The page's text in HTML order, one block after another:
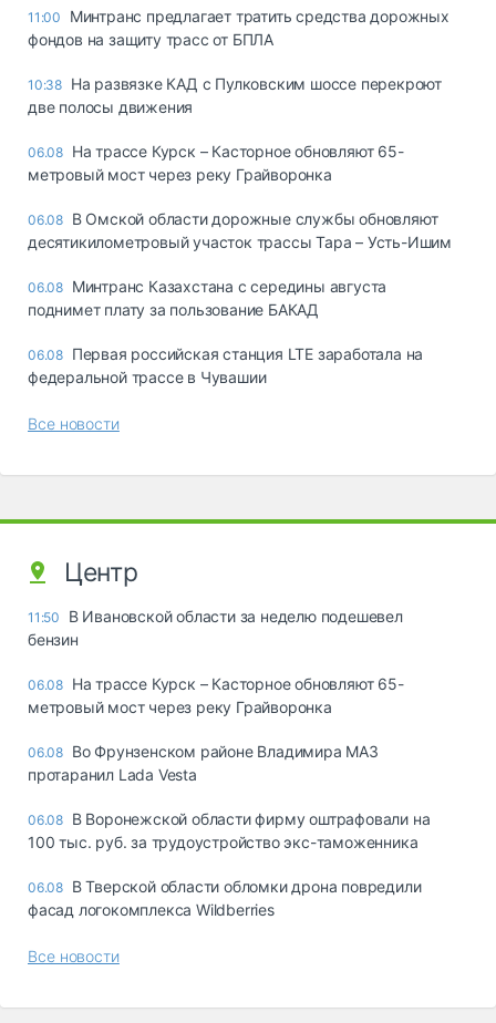
11:00
Минтранс предлагает тратить средства дорожных
фондов на защиту трасс от БПЛА
10:38 На развязке КАД с Пулковским шоссе перекроют
две полосы движения
06.08 На трассе Курск – Касторное обновляют 65-
метровый мост через реку Грайворонка
06.08 В Омской области дорожные службы обновляют
десятикилометровый участок трассы Тара – Усть-Ишим
06.08 Минтранс Казахстана с середины августа
поднимет плату за пользование БАКАД
06.08 Первая российская станция LTE заработала на
федеральной трассе в Чувашии
Все новости
Центр
11:50
В Ивановской области за неделю подешевел
бензин
06.08 На трассе Курск – Касторное обновляют 65-
метровый мост через реку Грайворонка
06.08 Во Фрунзенском районе Владимира МАЗ
протаранил Lada Vesta
06.08 В Воронежской области фирму оштрафовали на
100 тыс. руб. за трудоустройство экс-таможенника
06.08 В Тверской области обломки дрона повредили
фасад логокомплекса Wildberries
Все новости